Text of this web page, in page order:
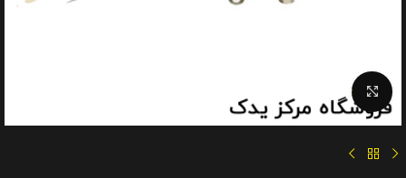
Click to enlarge